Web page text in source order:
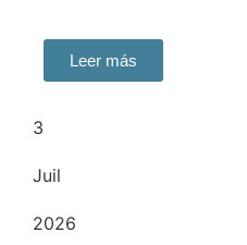
Leer más
3
Juil
2026